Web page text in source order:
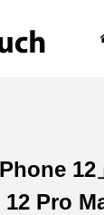
Pro